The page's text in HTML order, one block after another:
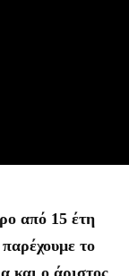
από 15 έτη
το
και ο άριστος